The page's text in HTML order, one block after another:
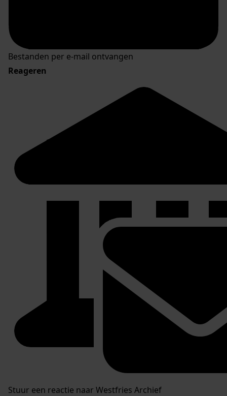
Bestanden per e-mail ontvangen
Reageren
Stuur een reactie naar Westfries Archief